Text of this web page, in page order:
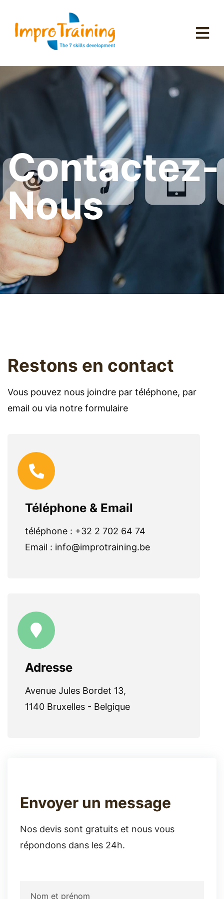
Contactez-
Nous
Restons en contact
Vous pouvez nous joindre par téléphone, par
email ou via notre formulaire
Téléphone & Email
téléphone : +32 2 702 64 74
Email : info@improtraining.be
Adresse
Avenue Jules Bordet 13,
1140 Bruxelles - Belgique
Envoyer un message
Nos devis sont gratuits et nous vous
répondons dans les 24h.